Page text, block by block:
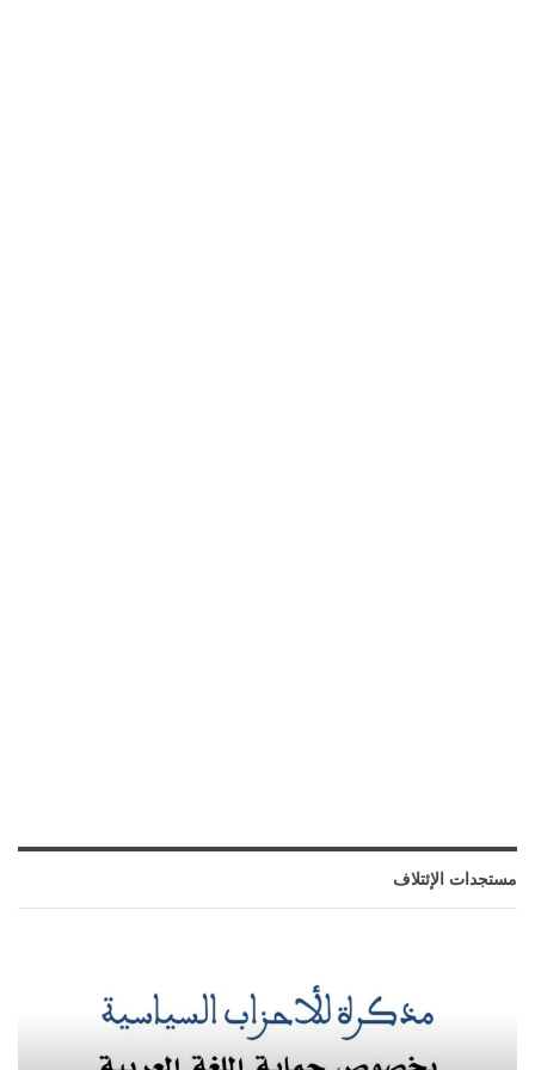
مستجدات الإئتلاف